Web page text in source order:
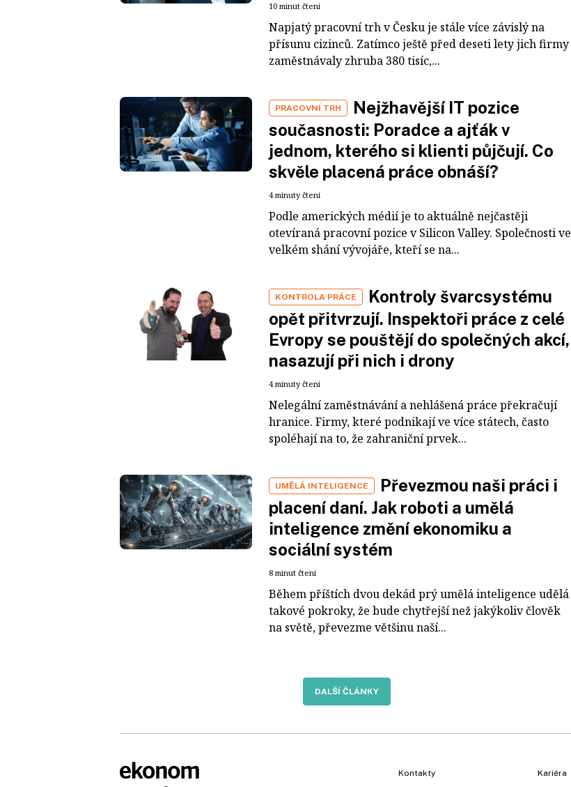
10 minut čtení
Napjatý pracovní trh v Česku je stále více závislý na
přísunu cizinců. Zatímco ještě před deseti lety jich firmy
zaměstnávaly zhruba 380 tisíc,...
PRACOVNÍ TRH
Nejžhavější IT pozice
současnosti: Poradce a ajťák v
jednom, kterého si klienti půjčují. Co
skvěle placená práce obnáší?
4 minuty čtení
Podle amerických médií je to aktuálně nejčastěji
otevíraná pracovní pozice v Silicon Valley. Společnosti ve
velkém shání vývojáře, kteří se na...
KONTROLA PRÁCE
Kontroly švarcsystému
opět přitvrzují. Inspektoři práce z celé
Evropy se pouštějí do společných akcí,
nasazují při nich i drony
4 minuty čtení
Nelegální zaměstnávání a nehlášená práce překračují
hranice. Firmy, které podnikají ve více státech, často
spoléhají na to, že zahraniční prvek...
UMĚLÁ INTELIGENCE
Převezmou naši práci i
placení daní. Jak roboti a umělá
inteligence změní ekonomiku a
sociální systém
8 minut čtení
Během příštích dvou dekád prý umělá inteligence udělá
takové pokroky, že bude chytřejší než jakýkoliv člověk
na světě, převezme většinu naší...
DALŠÍ ČLÁNKY
Kontakty Kariéra